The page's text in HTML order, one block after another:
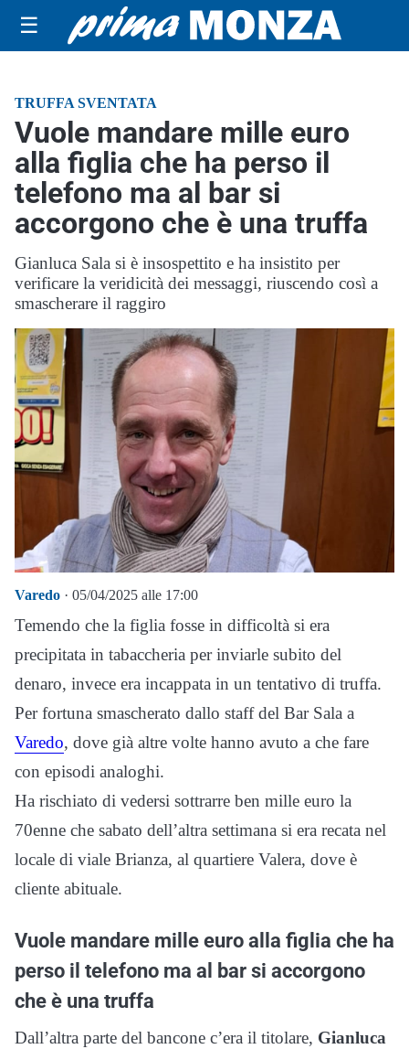
☰
TRUFFA SVENTATA
Vuole mandare mille euro
alla figlia che ha perso il
telefono ma al bar si
accorgono che è una truffa
Gianluca Sala si è insospettito e ha insistito per
verificare la veridicità dei messaggi, riuscendo così a
smascherare il raggiro
Varedo · 05/04/2025 alle 17:00
Temendo che la figlia fosse in difficoltà si era
precipitata in tabaccheria per inviarle subito del
denaro, invece era incappata in un tentativo di truffa.
Per fortuna smascherato dallo staff del Bar Sala a
Varedo, dove già altre volte hanno avuto a che fare
con episodi analoghi.
Ha rischiato di vedersi sottrarre ben mille euro la
70enne che sabato dell’altra settimana si era recata nel
locale di viale Brianza, al quartiere Valera, dove è
cliente abituale.
Vuole mandare mille euro alla figlia che ha
perso il telefono ma al bar si accorgono
che è una truffa
Dall’altra parte del bancone c’era il titolare, Gianluca